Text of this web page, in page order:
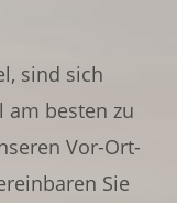
sind sich
am besten zu
Vor-Ort-
Sie